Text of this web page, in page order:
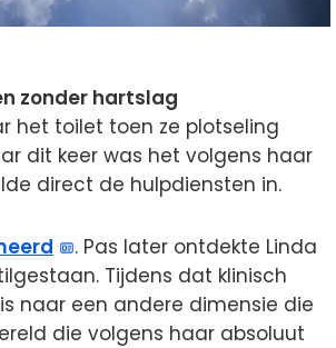
zonder hartslag
het toilet toen ze plotseling
dit keer was het volgens haar
direct de hulpdiensten in.
. Pas later ontdekte Linda
Tijdens dat klinisch
naar een andere dimensie die
die volgens haar absoluut